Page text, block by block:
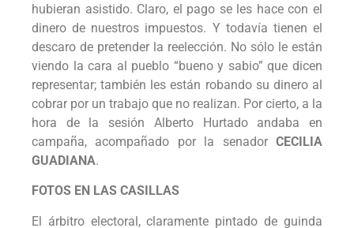
hubieran asistido. Claro, el pago se les hace con el
dinero de nuestros impuestos. Y todavía tienen el
descaro de pretender la reelección. No sólo le están
viendo la cara al pueblo “bueno y sabio” que dicen
representar; también les están robando su dinero al
cobrar por un trabajo que no realizan. Por cierto, a la
hora de la sesión Alberto Hurtado andaba en
campaña, acompañado por la senador CECILIA
GUADIANA.
FOTOS EN LAS CASILLAS
El árbitro electoral, claramente pintado de guinda